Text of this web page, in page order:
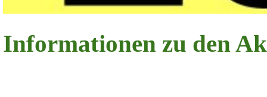
Informationen zu den